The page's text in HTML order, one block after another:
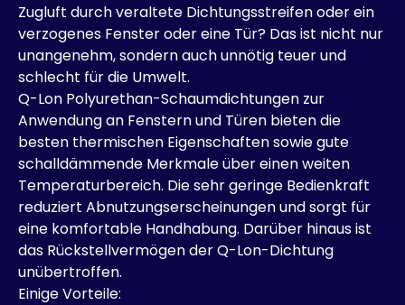
Zugluft durch veraltete Dichtungsstreifen oder ein
verzogenes Fenster oder eine Tür? Das ist nicht nur
unangenehm, sondern auch unnötig teuer und
schlecht für die Umwelt.
Q-Lon Polyurethan-Schaumdichtungen zur
Anwendung an Fenstern und Türen bieten die
besten thermischen Eigenschaften sowie gute
schalldämmende Merkmale über einen weiten
Temperaturbereich. Die sehr geringe Bedienkraft
reduziert Abnutzungserscheinungen und sorgt für
eine komfortable Handhabung. Darüber hinaus ist
das Rückstellvermögen der Q-Lon-Dichtung
unübertroffen.
Einige Vorteile: